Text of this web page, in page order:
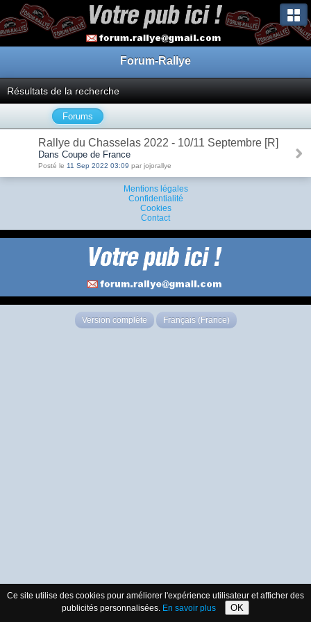
Forum-Rallye
Résultats de la recherche
Forums
Rallye du Chasselas 2022 - 10/11 Septembre [R]
Dans Coupe de France
Posté le 11 Sep 2022 03:09 par jojorallye
Mentions légales
Confidentialité
Cookies
Contact
Version complète Français (France)
Ce site utilise des cookies pour améliorer l'expérience utilisateur et afficher des
publicités personnalisées. En savoir plus OK